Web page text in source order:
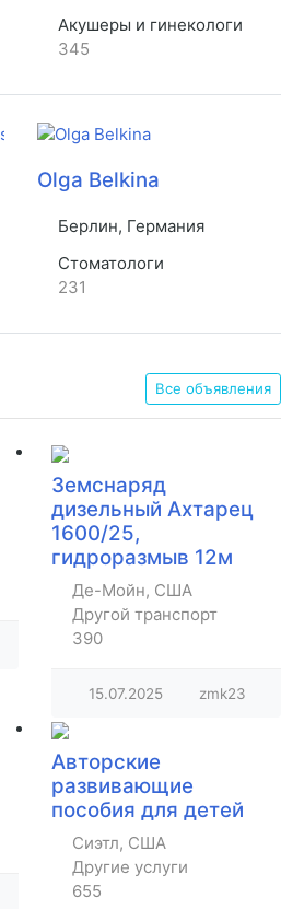
Акушеры и гинекологи
345
Olga Belkina
Берлин, Германия
Стоматологи
231
Все объявления
Земснаряд
дизельный Ахтарец
1600/25,
гидроразмыв 12м
Де-Мойн, США
Другой транспорт
390
15.07.2025 zmk23
Авторские
развивающие
пособия для детей
Сиэтл, США
Другие услуги
655